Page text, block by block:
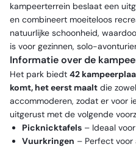
kampeerterrein beslaat een
en combineert moeiteloos
natuurlijke schoonheid,
is voor gezinnen, solo-
Informatie over de
Het park biedt 42
komt, het eerst maalt die
accommoderen, zodat er voor
uitgerust met de volgende
Picknicktafels – Ideaal
Vuurkringen – Perfect voor